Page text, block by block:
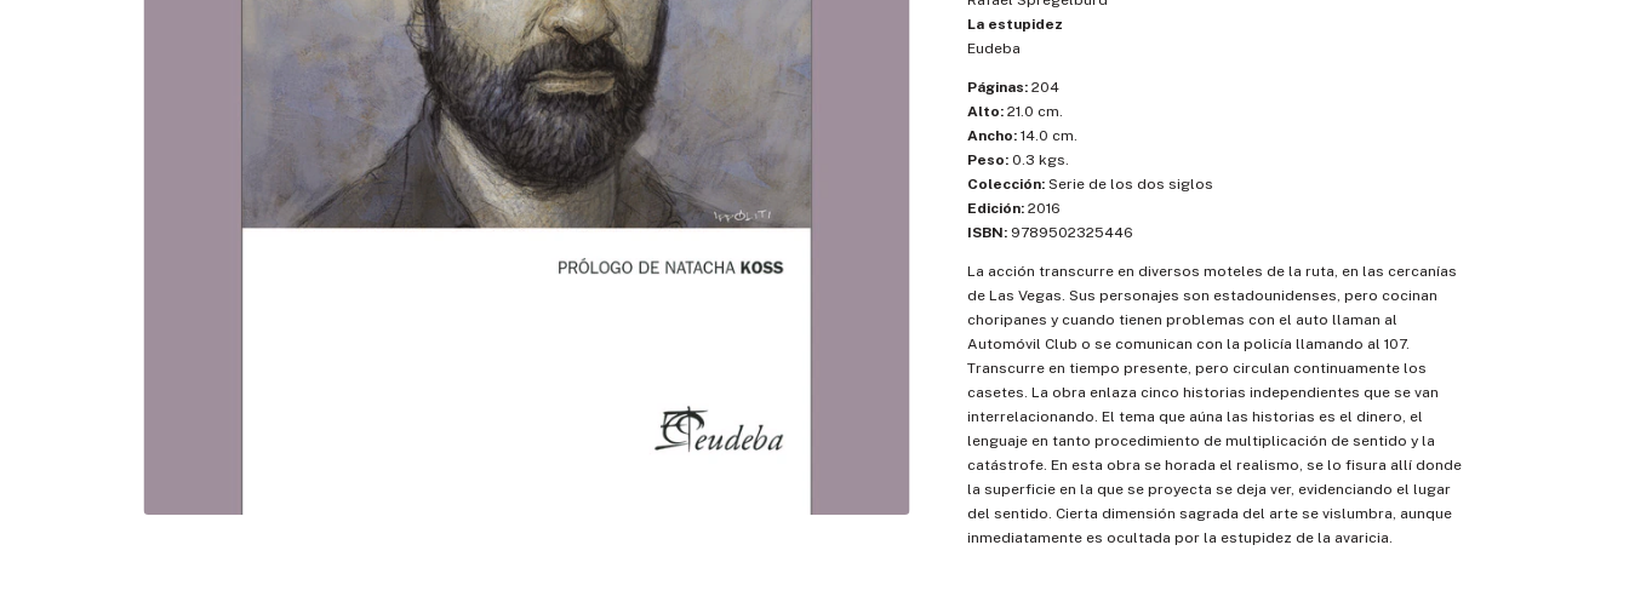
La estupidez
Eudeba
Páginas: 204
Alto: 21.0 cm.
Ancho: 14.0 cm.
Peso: 0.3 kgs.
Colección: Serie de los dos siglos
Edición: 2016
ISBN: 9789502325446
La acción transcurre en diversos moteles de la ruta, en las cercanías
de Las Vegas. Sus personajes son estadounidenses, pero cocinan
choripanes y cuando tienen problemas con el auto llaman al
Automóvil Club o se comunican con la policía llamando al 107.
Transcurre en tiempo presente, pero circulan continuamente los
casetes. La obra enlaza cinco historias independientes que se van
interrelacionando. El tema que aúna las historias es el dinero, el
lenguaje en tanto procedimiento de multiplicación de sentido y la
catástrofe. En esta obra se horada el realismo, se lo fisura allí donde
la superficie en la que se proyecta se deja ver, evidenciando el lugar
del sentido. Cierta dimensión sagrada del arte se vislumbra, aunque
inmediatamente es ocultada por la estupidez de la avaricia.